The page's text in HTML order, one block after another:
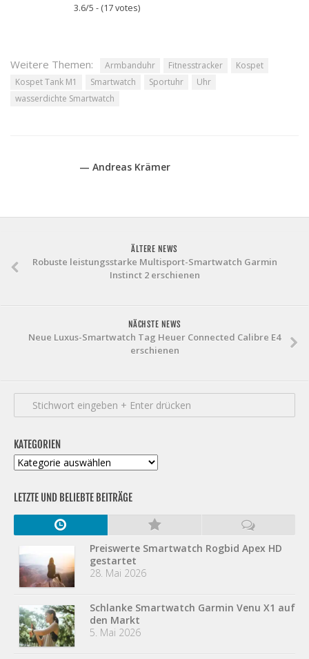
3.6/5 - (17 votes)
Weitere Themen: Armbanduhr Fitnesstracker
Kospet
Kospet Tank M1
Smartwatch Sportuhr
Uhr
wasserdichte Smartwatch
— Andreas Krämer
ÄLTERE NEWS
Robuste leistungsstarke Multisport-Smartwatch Garmin
Instinct 2 erschienen
NÄCHSTE NEWS
Neue Luxus-Smartwatch Tag Heuer Connected Calibre E4
erschienen
KATEGORIEN
Kategorien
LETZTE UND BELIEBTE BEITRÄGE
Preiswerte Smartwatch Rogbid Apex HD
gestartet
28. Mai 2026
Schlanke Smartwatch Garmin Venu X1 auf
den Markt
5. Mai 2026